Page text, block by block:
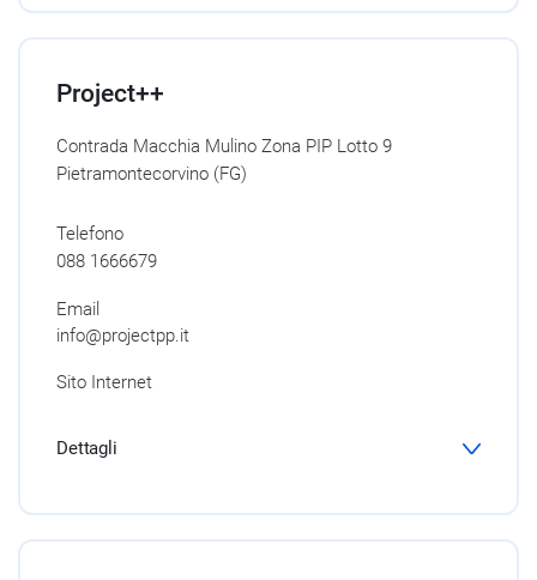
Project++
Contrada Macchia Mulino Zona PIP Lotto 9
Pietramontecorvino (FG)
Telefono
088 1666679
Email
info@projectpp.it
Sito Internet
Dettagli